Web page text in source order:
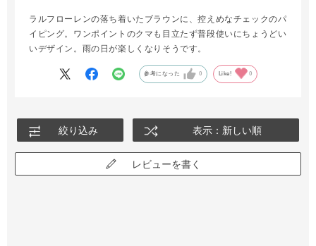
ラルフローレンの落ち着いたブラウンに、控えめなチェックのパ
イピング。ワンポイントのクマも目立たず普段使いにちょうどい
いデザイン。雨の日が楽しくなりそうです。
参考になった 0 Like! 0
絞り込み 表示：新しい順
レビューを書く